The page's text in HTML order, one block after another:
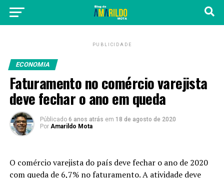
PUBLICIDADE
ECONOMIA
Faturamento no comércio varejista
deve fechar o ano em queda
Públicado 6 anos atrás em 18 de agosto de 2020
Por Amarildo Mota
O comércio varejista do país deve fechar o ano de 2020
com queda de 6,7% no faturamento. A atividade deve